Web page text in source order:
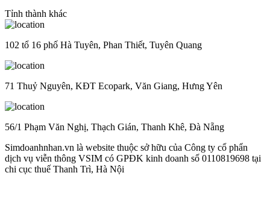
Tỉnh thành khác
102 tổ 16 phố Hà Tuyên, Phan Thiết, Tuyên Quang
71 Thuỷ Nguyên, KĐT Ecopark, Văn Giang, Hưng Yên
56/1 Phạm Văn Nghị, Thạch Gián, Thanh Khê, Đà Nẵng
Simdoanhnhan.vn là website thuộc sở hữu của Công ty cổ phẩn
dịch vụ viễn thông VSIM có GPĐK kinh doanh số 0110819698 tại
chi cục thuế Thanh Trì, Hà Nội